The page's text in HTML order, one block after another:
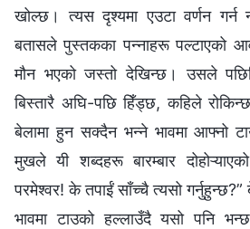
खोल्छ। त्यस दृश्यमा एउटा वर्णन
बतासले पुस्तकका पन्नाहरू पल्टाएको
मौन भएको जस्तो देखिन्छ। उसले
बिस्तारै अघि-पछि हिँड्छ, कहिले
बेलामा हुन सक्दैन भन्‍ने भावमा आफ्नो
मुखले यी शब्दहरू बारम्बार
परमेश्‍वर! के तपाईं साँच्‍चै त्यसो
भावमा टाउको हल्लाउँदै यसो पनि